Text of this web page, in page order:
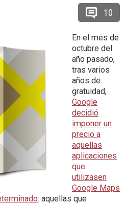
10
En el mes de
octubre del
año pasado,
tras varios
años de
gratuidad,
Google
decidió
imponer un
precio a
aquellas
aplicaciones
que
utilizasen
Google Maps
: aquellas que